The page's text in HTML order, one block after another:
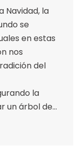
Navidad, la
se
en estas
nos
del
la
un árbol de…